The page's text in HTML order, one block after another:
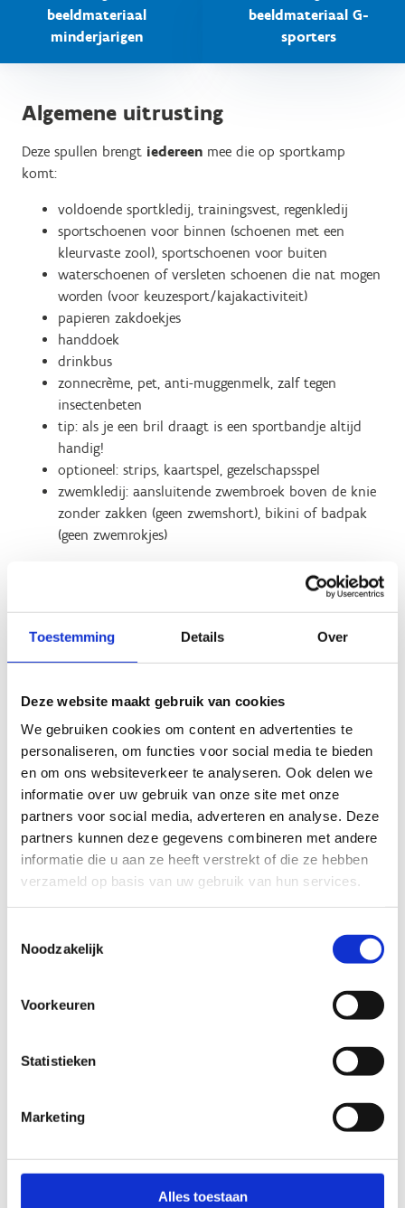
Toestemming Details Over
Deze website maakt gebruik van cookies
We gebruiken cookies om content en advertenties te
personaliseren, om functies voor social media te bieden
en om ons websiteverkeer te analyseren. Ook delen we
informatie over uw gebruik van onze site met onze
partners voor social media, adverteren en analyse. Deze
partners kunnen deze gegevens combineren met andere
informatie die u aan ze heeft verstrekt of die ze hebben
verzameld op basis van uw gebruik van hun services.
Noodzakelijk
Voorkeuren
Statistieken
Marketing
Alles toestaan
beeldmateriaal
minderjarigen
beeldmateriaal G-
sporters
Algemene uitrusting
Deze spullen brengt iedereen mee die op sportkamp
komt:
voldoende sportkledij, trainingsvest, regenkledij
sportschoenen voor binnen (schoenen met een
kleurvaste zool), sportschoenen voor buiten
waterschoenen of versleten schoenen die nat mogen
worden (voor keuzesport/kajakactiviteit)
papieren zakdoekjes
handdoek
drinkbus
zonnecrème, pet, anti-muggenmelk, zalf tegen
insectenbeten
tip: als je een bril draagt is een sportbandje altijd
handig!
optioneel: strips, kaartspel, gezelschapsspel
zwemkledij: aansluitende zwembroek boven de knie
zonder zakken (geen zwemshort), bikini of badpak
(geen zwemrokjes)
tijdens het
sportkamp brengen ook onderstaande spullen mee:
Warme trui voor ’s avonds
Pantoffels
snoepkaart aan te kopen voor € 10,00, geen
toiletgerief: handdoeken, washandjes, zeep,
shampoo, tandenborstel en tandpasta. Voldoende
ondergoed en sokken, slaapkledij
verkleedkledij en feestkledij (deze hoef je niet
speciaal aan te kopen!)
Bedlinnen wordt door ons voorzien, behalve voor het
Avonturenkampen hetAvonturenkamp: Trekking, zij
kijken bij "Specifieke uitrusting" wat zij moeten
en
andere combinatie-sportkampen met Avontuur
slapennietin het tentenkamp en hoeven dus ook geen
uitrusting nodig. Staat jouw kamp hieronder niet vermeld,
dan hoef je met onderstaande geen rekening te houden en
is het voldoende enkel bovenstaande "algemene